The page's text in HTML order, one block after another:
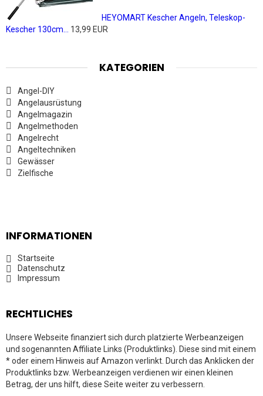
HEYOMART Kescher Angeln, Teleskop-
Kescher 130cm...
13,99 EUR
KATEGORIEN
Angel-DIY
Angelausrüstung
Angelmagazin
Angelmethoden
Angelrecht
Angeltechniken
Gewässer
Zielfische
INFORMATIONEN
Startseite
Datenschutz
Impressum
RECHTLICHES
Unsere Webseite finanziert sich durch platzierte Werbeanzeigen
und sogenannten Affiliate Links (Produktlinks). Diese sind mit einem
* oder einem Hinweis auf Amazon verlinkt. Durch das Anklicken der
Produktlinks bzw. Werbeanzeigen verdienen wir einen kleinen
Betrag, der uns hilft, diese Seite weiter zu verbessern.